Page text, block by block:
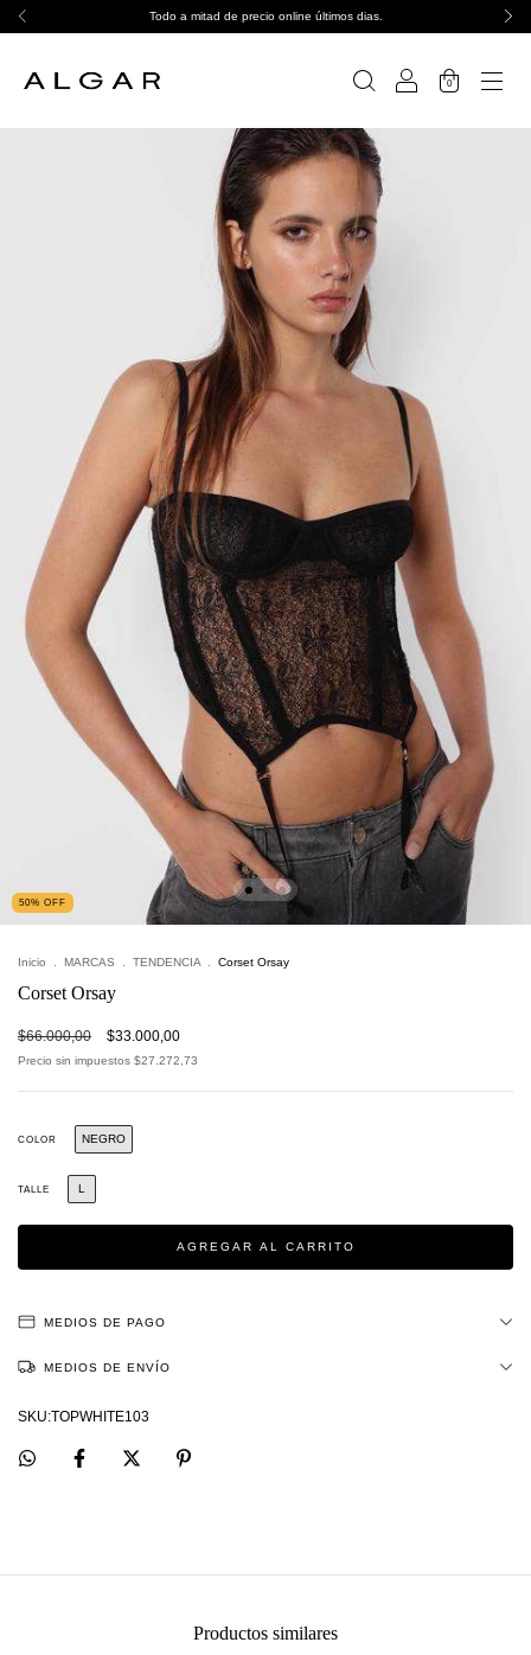
Todo a mitad de precio online últimos dias.
0
50% OFF
Inicio MARCAS TENDENCIA Corset Orsay
Corset Orsay
$66.000,00 $33.000,00
Precio sin impuestos $27.272,73
COLOR NEGRO
TALLE L
MEDIOS DE PAGO
MEDIOS DE ENVÍO
TOPWHITE103
Productos similares